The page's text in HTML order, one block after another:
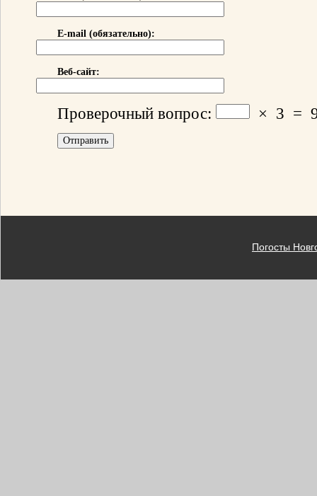
E-mail (обязательно):
Веб-сайт:
Проверочный вопрос: × 3 =
Погосты